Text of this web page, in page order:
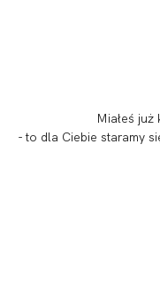
Miałeś
- to dla Ciebie staramy